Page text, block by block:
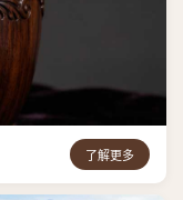
了解更多